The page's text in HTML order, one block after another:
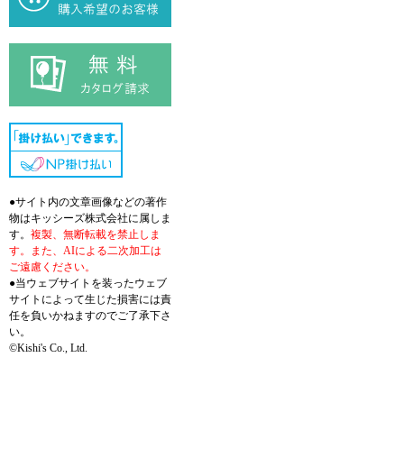
●サイト内の文章画像などの著作
物はキッシーズ株式会社に属しま
す。 複製、無断転載を禁止しま
す。また、AIによる二次加工は
ご遠慮ください。
●当ウェブサイトを装ったウェブ
サイトによって生じた損害には責
任を負いかねますのでご了承下さ
い。
©Kishi's Co., Ltd.